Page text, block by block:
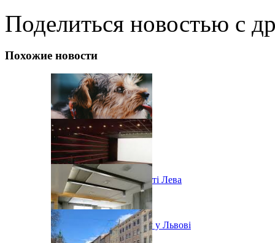
Поделиться новостью с
Похожие новости
Ярмарок морозива у місті Лева
Послаблення карантину у Львові